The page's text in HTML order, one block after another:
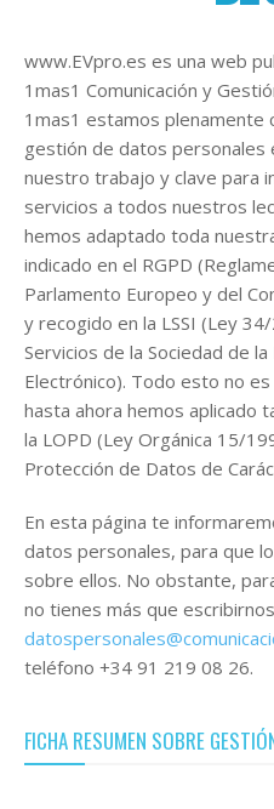
www.EVpro.es es una web
1mas1 Comunicación y
1mas1 estamos plenamente
gestión de datos personales
nuestro trabajo y clave para
servicios a todos nuestros
hemos adaptado toda
indicado en el RGPD
Parlamento Europeo y del
y recogido en la LSSI (Ley
Servicios de la Sociedad de
Electrónico). Todo esto no
hasta ahora hemos aplicado
la LOPD (Ley Orgánica 15/
Protección de Datos de
En esta página te
datos personales, para que
sobre ellos. No obstante,
no tienes más que
teléfono +34 91 219 08 26.
FICHA RESUMEN SOBRE